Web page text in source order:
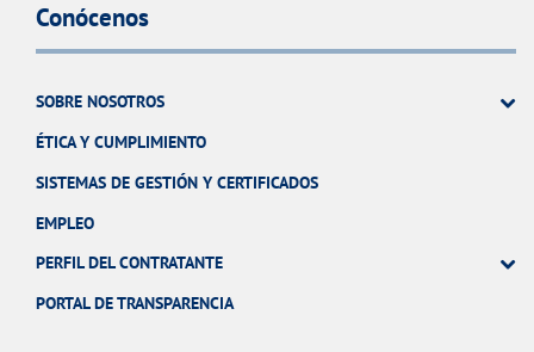
Conócenos
SOBRE NOSOTROS
ÉTICA Y CUMPLIMIENTO
SISTEMAS DE GESTIÓN Y CERTIFICADOS
EMPLEO
PERFIL DEL CONTRATANTE
PORTAL DE TRANSPARENCIA